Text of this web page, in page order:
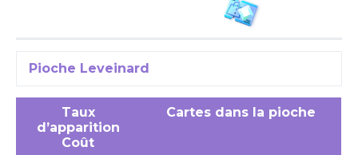
Pioche Leveinard
Taux
d’apparition
Coût
Cartes dans la pioche